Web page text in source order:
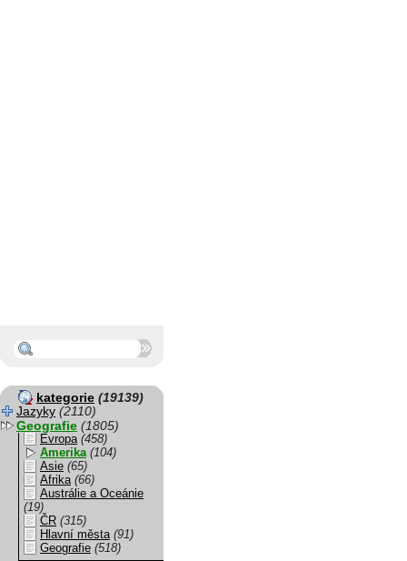
kategorie (19139)
Jazyky (2110)
Geografie (1805)
Evropa (458)
Amerika (104)
Asie (65)
Afrika (66)
Austrálie a Oceánie
(19)
ČR (315)
Hlavní města (91)
Geografie (518)